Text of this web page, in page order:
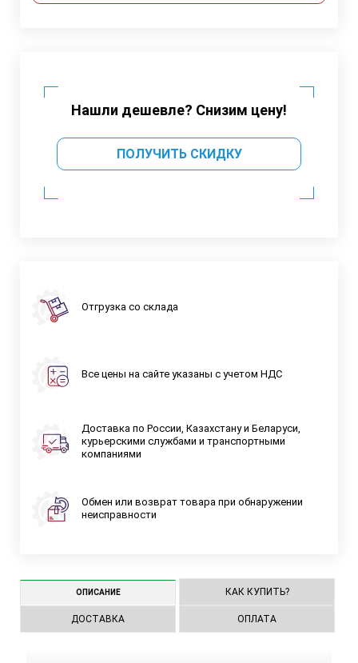
Нашли дешевле? Снизим цену!
ПОЛУЧИТЬ СКИДКУ
Отгрузка со склада
Все цены на сайте указаны с учетом НДС
Доставка по России, Казахстану и Беларуси,
курьерскими службами и транспортными
компаниями
Обмен или возврат товара при обнаружении
неисправности
ОПИСАНИЕ КАК КУПИТЬ?
ДОСТАВКА ОПЛАТА